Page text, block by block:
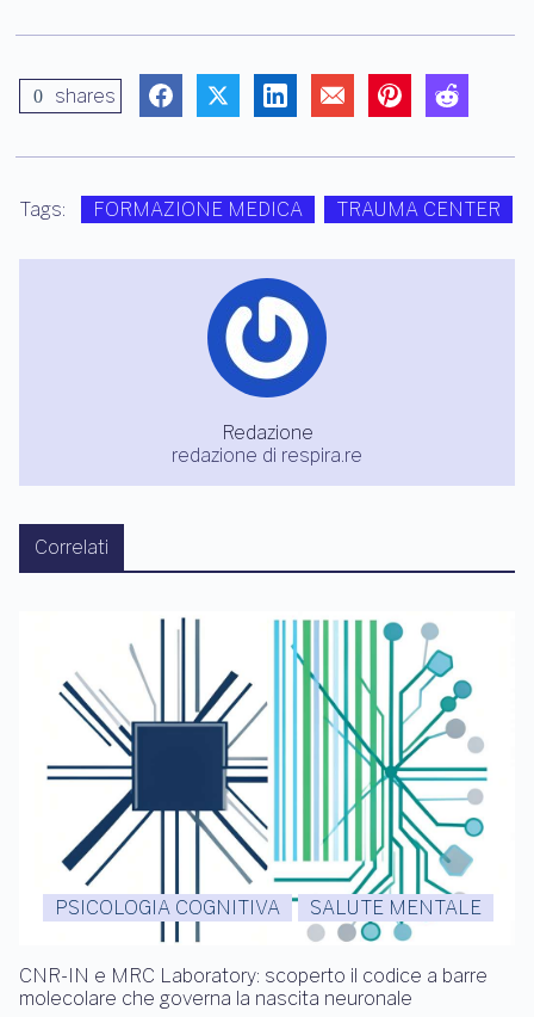
0 shares
Tags: FORMAZIONE MEDICA TRAUMA CENTER
Redazione
redazione di respira.re
Correlati
PSICOLOGIA COGNITIVA SALUTE MENTALE
CNR-IN e MRC Laboratory: scoperto il codice a barre
molecolare che governa la nascita neuronale